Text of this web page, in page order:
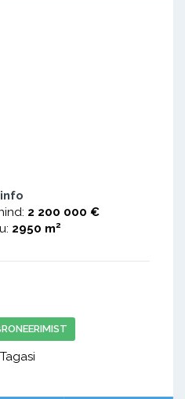
2 200 000 €
2950 m2
Tagasi